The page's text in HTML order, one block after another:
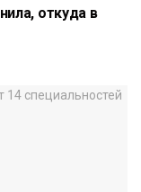
откуда в